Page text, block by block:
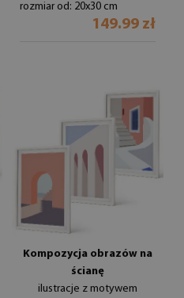
rozmiar od: 20x30 cm
149.99 zł
Kompozycja obrazów na
ścianę
ilustracje z motywem